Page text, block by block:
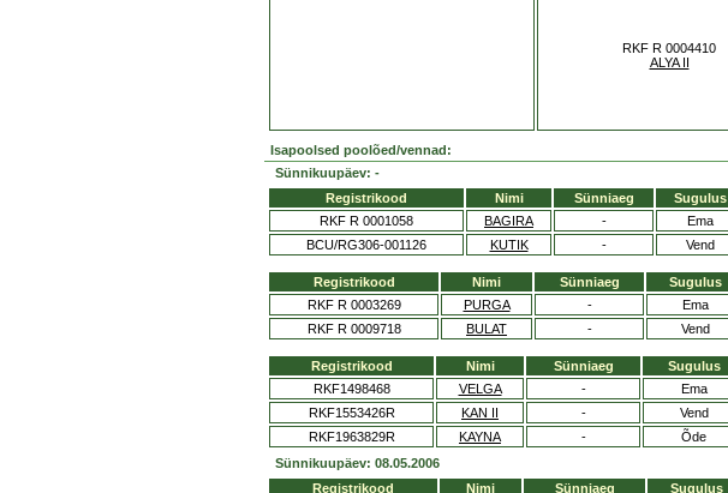
RKF R 0004410
ALYA II
Isapoolsed poolõed/vennad:
Sünnikuupäev: -
Registrikood
Nimi Sünniaeg
Sugulus
RKF R 0001058
BAGIRA -
Ema
BCU/RG306-001126
KUTIK - Vend
Registrikood Nimi Sünniaeg
Sugulus
RKF R 0003269
PURGA -
Ema
RKF R 0009718
BULAT - Vend
Registrikood Nimi Sünniaeg
Sugulus
RKF1498468
VELGA -
Ema
RKF1553426R
KAN II -
Vend
RKF1963829R
KAYNA -
Õde
Sünnikuupäev: 08.05.2006
Registrikood
Nimi Sünniaeg Sugulus